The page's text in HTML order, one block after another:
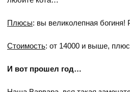
Плюсы: вы великолепная богиня!
Стоимость: от 14000 и выше,
И вот прошел год…